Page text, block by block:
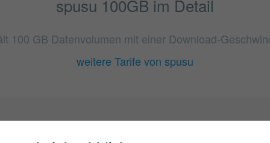
spusu 100GB im Detail
100 GB Datenvolumen mit einer Download-
weitere Tarife von spusu